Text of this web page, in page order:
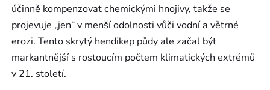
účinně kompenzovat chemickými hnojivy, takže se
projevuje „jen“ v menší odolnosti vůči vodní a větrné
erozi. Tento skrytý hendikep půdy ale začal být
markantnější s rostoucím počtem klimatických extrémů
v 21. století.